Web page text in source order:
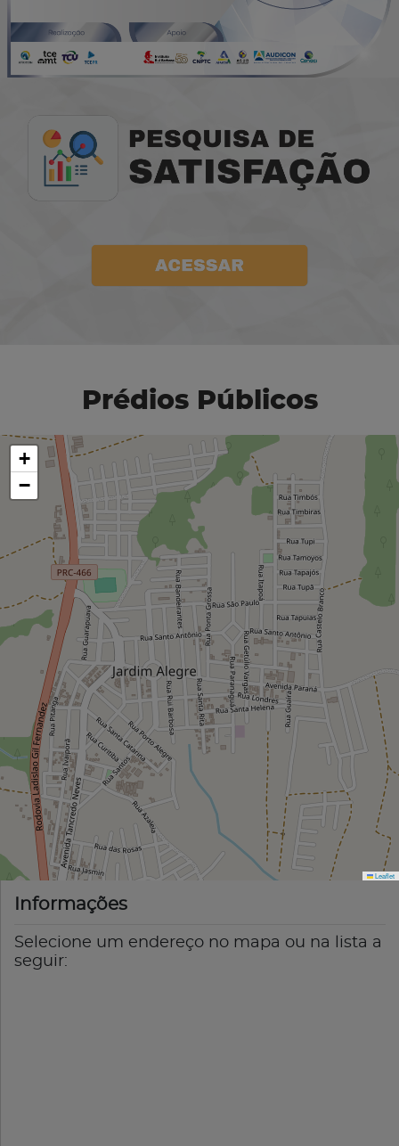
Prédios Públicos
+
−
Leaflet
Informações
Selecione um endereço no mapa ou na lista a
seguir: